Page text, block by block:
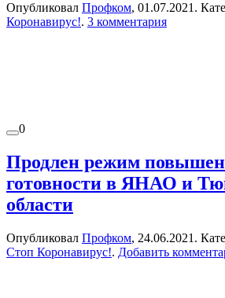
Опубликовал Профком, 01.07.2021 .
Коронавирус!. 3 комментария
0
Продлен режим
готовности в ЯНАО и
области
Опубликовал Профком, 24.06.2021 .
Стоп Коронавирус!. Добавить